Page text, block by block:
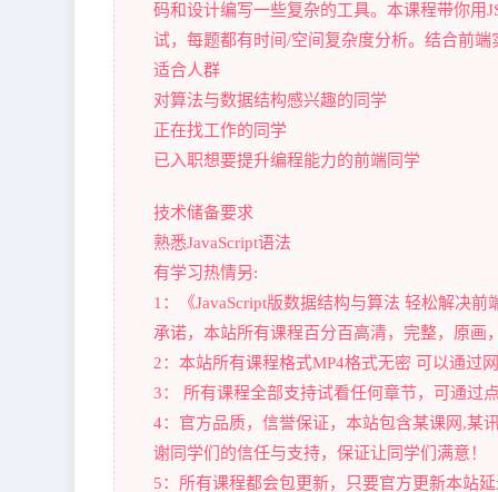
码和设计编写一些复杂的工具。本课程带你用
试，每题都有时间/空间复杂度分析。结合前
适合人群
对算法与数据结构感兴趣的同学
正在找工作的同学
已入职想要提升编程能力的前端同学
技术储备要求
熟悉JavaScript语法
有学习热情另:
1：《JavaScript版数据结构与算法 轻松解决
承诺，本站所有课程百分百高清，完整，原画
2：本站所有课程格式MP4格式无密 可以通过
3： 所有课程全部支持试看任何章节，可通过
4：官方品质，信誉保证，本站包含某课网,某
谢同学们的信任与支持，保证让同学们满意！
5：所有课程都会包更新，只要官方更新本站